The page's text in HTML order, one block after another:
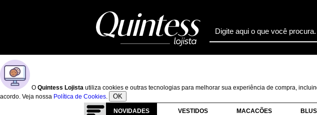
O Quintess Lojista utiliza cookies e outras tecnologias para melhorar sua experiência de compra,
acordo. Veja nossa Política de Cookies. OK
NOVIDADES VESTIDOS MACACÕES